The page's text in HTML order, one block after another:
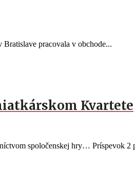
pracovala v obchode...
Kvartete
spoločenskej hry… Príspevok 2